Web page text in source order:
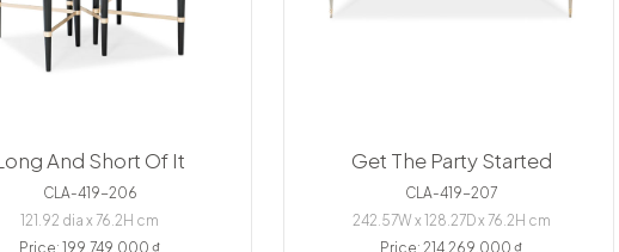
And Short Of It
CLA-419-206
121.92 dia x 76.2H cm
Price: 199.749.000 ₫
Get The Party Started
CLA-419-207
242.57W x 128.27D x 76.2H cm
Price: 214.269.000 ₫